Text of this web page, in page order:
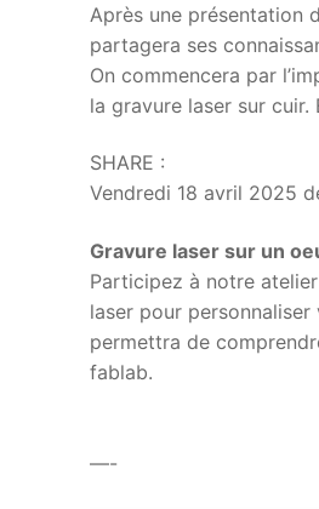
Après une présentation
partagera ses
On commencera par
la gravure laser sur
SHARE :
Vendredi 18 avril 2025
Gravure laser sur un
Participez à notre
laser pour
permettra de
fablab.
—-